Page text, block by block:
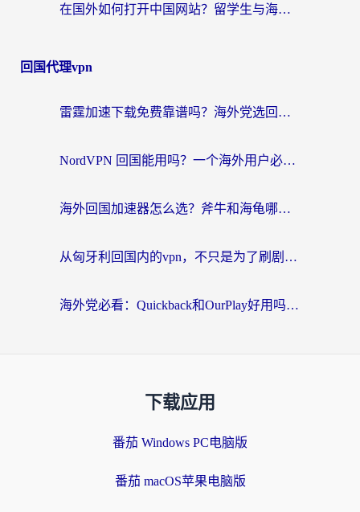
在国外如何打开中国网站？留学生与海外华人的无缝访问指南
回国代理vpn
雷霆加速下载免费靠谱吗？海外党选回国加速器的避坑指南（附热门工具对比）
NordVPN 回国能用吗？一个海外用户必须面对的真实困境
海外回国加速器怎么选？斧牛和海龟哪个好？一篇帮你避开坑的实用指南
从匈牙利回国内的vpn，不只是为了刷剧那么简单
海外党必看：Quickback和OurPlay好用吗？3分钟选对回国加速器，无缝刷剧玩游戏
下载应用
番茄 Windows PC电脑版
番茄 macOS苹果电脑版